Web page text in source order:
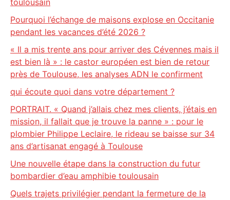
toulousain
Pourquoi l’échange de maisons explose en Occitanie
pendant les vacances d’été 2026 ?
« Il a mis trente ans pour arriver des Cévennes mais il
est bien là » : le castor européen est bien de retour
près de Toulouse, les analyses ADN le confirment
qui écoute quoi dans votre département ?
PORTRAIT. « Quand j’allais chez mes clients, j’étais en
mission, il fallait que je trouve la panne » : pour le
plombier Philippe Leclaire, le rideau se baisse sur 34
ans d’artisanat engagé à Toulouse
Une nouvelle étape dans la construction du futur
bombardier d’eau amphibie toulousain
Quels trajets privilégier pendant la fermeture de la